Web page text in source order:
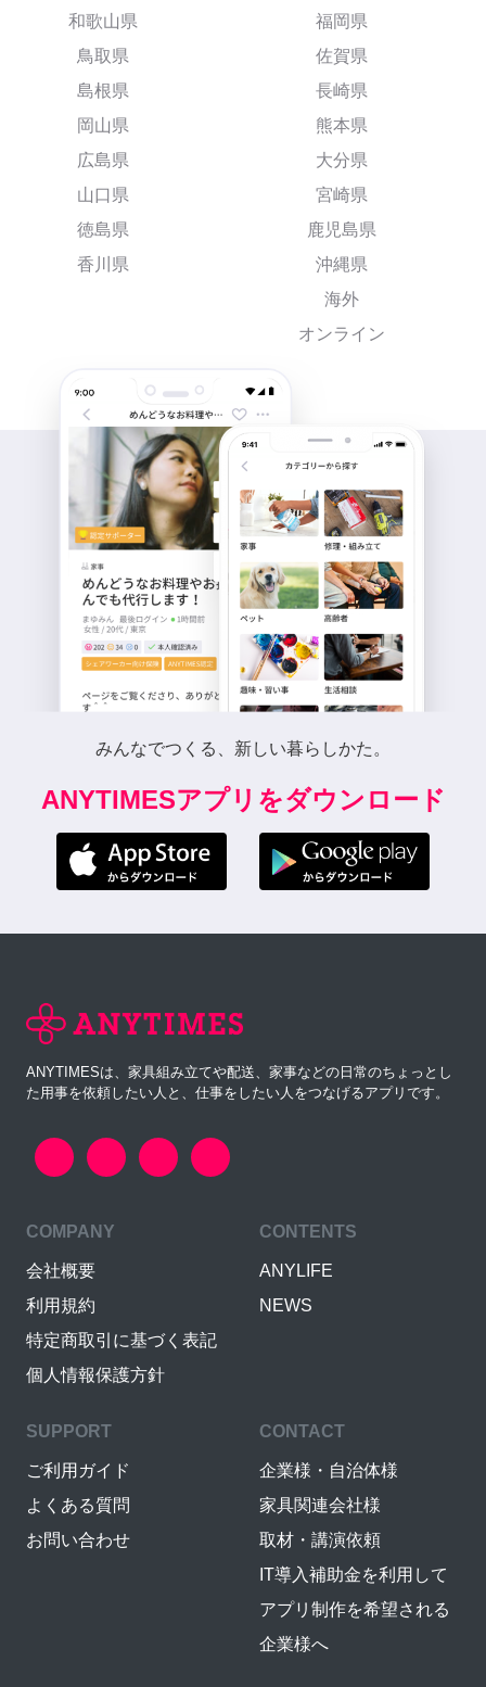
和歌山県
鳥取県
島根県
岡山県
広島県
山口県
徳島県
香川県
福岡県
佐賀県
長崎県
熊本県
大分県
宮崎県
鹿児島県
沖縄県
海外
オンライン
みんなでつくる、新しい暮らしかた。
ANYTIMESアプリをダウンロード
ANYTIMESは、家具組み立てや配送、家事などの日常のちょっとし
た用事を依頼したい人と、仕事をしたい人をつなげるアプリです。
COMPANY
会社概要
利用規約
特定商取引に基づく表記
個人情報保護方針
CONTENTS
ANYLIFE
NEWS
SUPPORT
ご利用ガイド
よくある質問
お問い合わせ
CONTACT
企業様・自治体様
家具関連会社様
取材・講演依頼
IT導入補助金を利用して
アプリ制作を希望される
企業様へ